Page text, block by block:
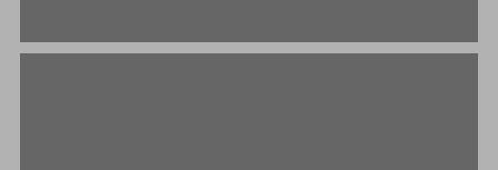
שער האדם וערכיו ... 19